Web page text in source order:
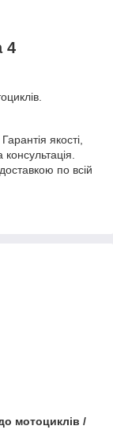
4
якості,
по всій
мотоциклів /